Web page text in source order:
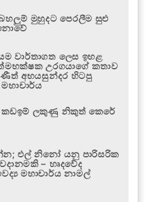
මුහුදට පෙරලීම සුළු
වාර්තාගත ලෙස ඉහළ
උරගයාගේ කතාව
අභයසුන්දර හිටපු
කඩඉම් ලකුණු නිකුත් කෙරේ
එල් නිනෝ යනු පාරිසරික
– හෘදවේද
මහාචාර්ය නාමල්